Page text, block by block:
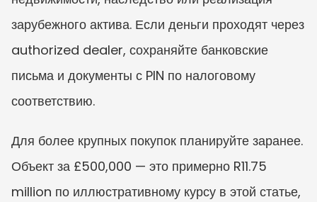
зарубежного актива. Если деньги проходят через
authorized dealer, сохраняйте банковские
письма и документы с PIN по налоговому
соответствию.
Для более крупных покупок планируйте заранее.
Объект за £500,000 — это примерно R11.75
million по иллюстративному курсу в этой статье,